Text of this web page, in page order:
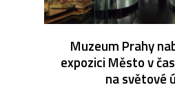
Muzeum Prahy
expozici Město v
na světové